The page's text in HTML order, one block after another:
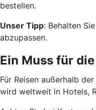
bestellen.
Unser Tipp: Behalten
abzupassen.
Ein Muss für
Für Reisen außerhalb
wird weltweit in Hotels,